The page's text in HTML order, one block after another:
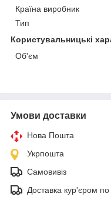
Країна виробник
Тип
Користувальницькі
Об'єм
Умови доставки
Нова Пошта
Укрпошта
Самовивіз
Доставка кур'єром